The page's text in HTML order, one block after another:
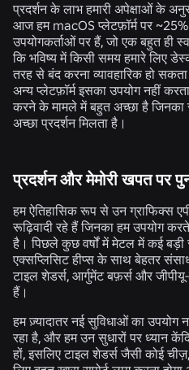
प्रदर्शन के लाभ हमारी अपेक्षाओं के
आज हम macOS प्लेटफ़ॉर्म पर
उपयोगकर्ताओं पर हैं, जो एक बहुत ही
कि भविष्य में किसी समय हमारे लिए
तरह से बंद करना व्यावहारिक हो सकता
अन्य प्लेटफ़ॉर्म इसका उपयोग नहीं
करने के मामले में बहुत अच्छा है
अच्छा प्रदर्शन मिलता है।
प्रदर्शन और मेमोरी खपत पर
हम ऐतिहासिक रूप से उन ग्राफिक्स
रूढ़िवादी रहे हैं जिनका हम उपयोग
है। पिछले कुछ वर्षों में मेटल में कई बड़ी
एक्सप्लिसिट हीप्स के साथ बेहतर
टाइल शेडर्स, आर्गुमेंट बफ़र्स और
हैं।
हम ज़्यादातर नई सुविधाओं का
रहा है, और हम उन सुधारों पर ध्यान
हों, इसलिए टाइल शेडर्स जैसी कोई